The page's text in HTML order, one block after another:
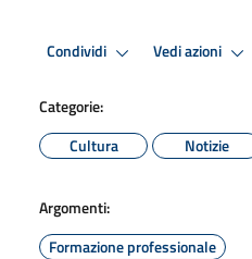
Condividi Vedi azioni
Categorie:
Cultura
Notizie
Argomenti:
Formazione professionale